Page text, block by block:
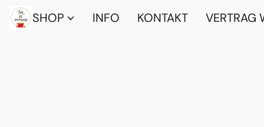
SHOP INFO KONTAKT VERTRAG